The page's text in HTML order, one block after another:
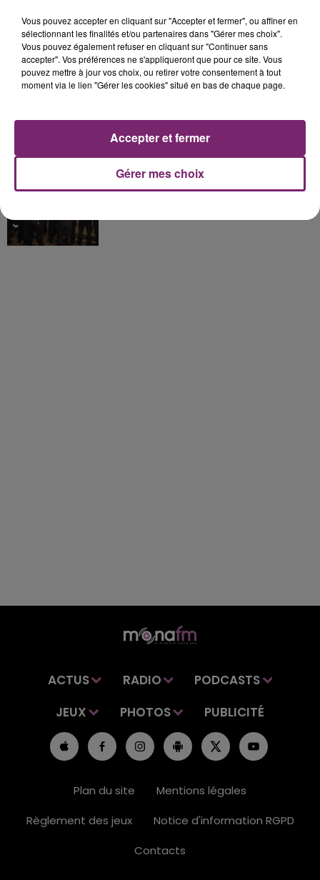
éclipse solaire du 12 Août 2026
158 pompiers de la région sont
partis hier soir pour la Gironde
ACTUS RADIO
PODCASTS
JEUX
PHOTOS PUBLICITÉ
Plan du site
Mentions légales
Règlement des jeux
Notice d'information RGPD
Contacts
Vous pouvez accepter en cliquant sur "Accepter et fermer", ou affiner en
sélectionnant les finalités et/ou partenaires dans "Gérer mes choix".
Vous pouvez également refuser en cliquant sur "Continuer sans
accepter". Vos préférences ne s'appliqueront que pour ce site. Vous
pouvez mettre à jour vos choix, ou retirer votre consentement à tout
moment via le lien "Gérer les cookies" situé en bas de chaque page.
Gérer mes choix
Accepter et fermer